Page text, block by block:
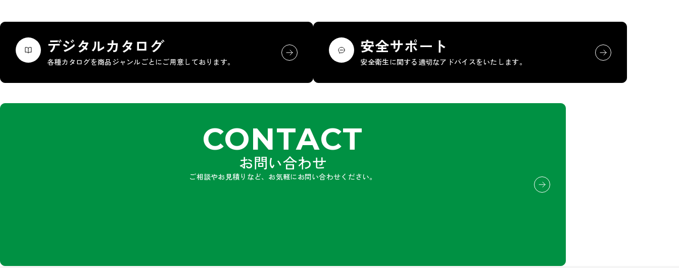
デジタルカタログ
各種カタログを商品ジャンルごとにご用意しております。
安全サポート
安全衛生に関する適切なアドバイスをいたします。
CONTACT
お問い合わせ
ご相談やお見積りなど、お気軽にお問い合わせください。